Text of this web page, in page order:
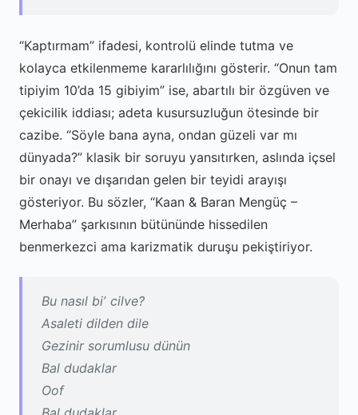
“Kaptırmam” ifadesi, kontrolü elinde tutma ve
kolayca etkilenmeme kararlılığını gösterir. “Onun tam
tipiyim 10’da 15 gibiyim” ise, abartılı bir özgüven ve
çekicilik iddiası; adeta kusursuzluğun ötesinde bir
cazibe. “Söyle bana ayna, ondan güzeli var mı
dünyada?” klasik bir soruyu yansıtırken, aslında içsel
bir onayı ve dışarıdan gelen bir teyidi arayışı
gösteriyor. Bu sözler, “Kaan & Baran Mengüç –
Merhaba” şarkısının bütününde hissedilen
benmerkezci ama karizmatik duruşu pekiştiriyor.
Bu nasıl biʼ cilve?
Asaleti dilden dile
Gezinir sorumlusu dünün
Bal dudaklar
Oof